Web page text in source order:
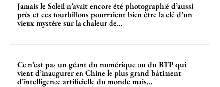
Jamais le Soleil n’avait encore été photographié d’aussi
près et ces tourbillons pourraient bien être la clé d’un
vieux mystère sur la chaleur de...
Ce n’est pas un géant du numérique ou du BTP qui
vient d’inaugurer en Chine le plus grand bâtiment
d’intelligence artificielle du monde mais...